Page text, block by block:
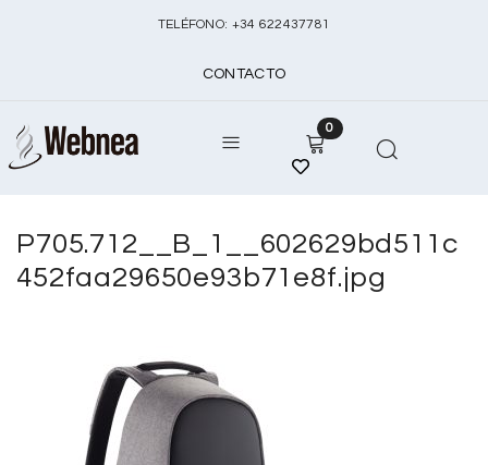
TELÉFONO: +34 622437781
CONTACTO
0
P705.712__B_1__602629bd511c
452faa29650e93b71e8f.jpg